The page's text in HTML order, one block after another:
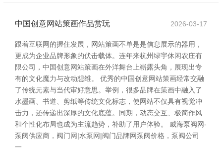
中国创意网站策画作品赏玩 2026-03-17
跟着互联网的握住发展，网站策画不单是是信息展示的器用，
更成为企业品牌形象的伏击载体。连年来杭州绿宇休闲农庄有
限公司，中国创意网站策画在外洋舞台上崭露头角，展现出专
有的文化魔力与改动想维。 优秀的中国创意网站策画经常交融
了传统元素与当代审好意思。举例，很多品牌在策画中融入了
水墨画、书道、剪纸等传统文化标志，使网站不仅具有视觉冲
击力，还传递出深厚的文化底蕴。同期，动态交互、极简作风
和个性化布局也成为主流趋势，补助了用户体验。 威海泵阀网-
泵阀供应商，阀门网|水泵网|阀门品牌网泵阀价格，泵阀公司
一